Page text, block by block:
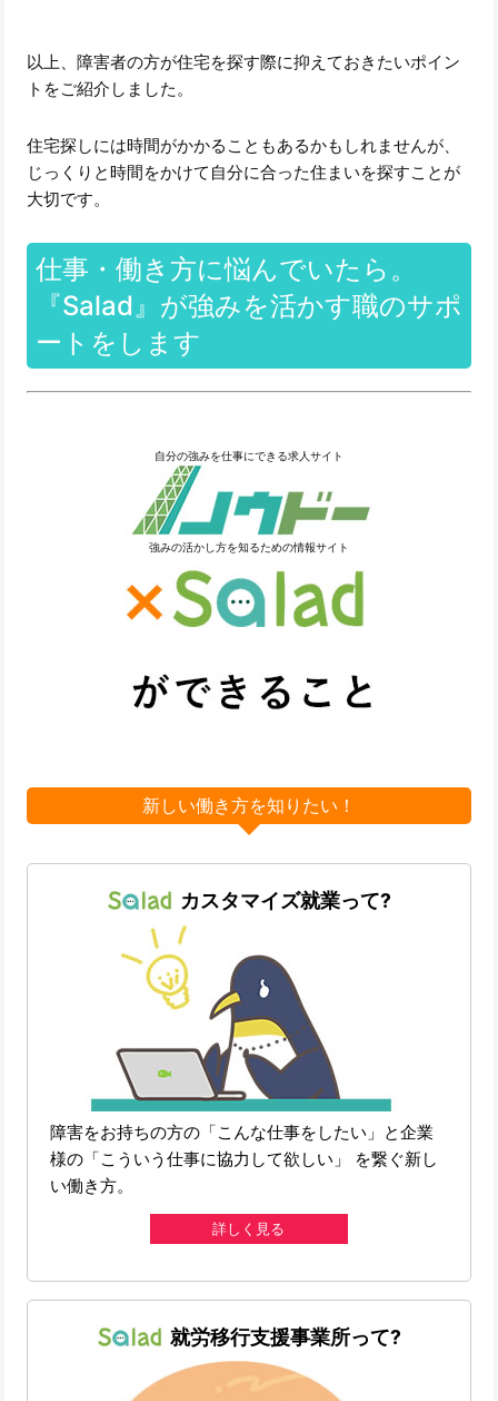
以上、障害者の方が住宅を探す際に抑えておきたいポイン
トをご紹介しました。
住宅探しには時間がかかることもあるかもしれませんが、
じっくりと時間をかけて自分に合った住まいを探すことが
大切です。
仕事・働き方に悩んでいたら。
『Salad』が強みを活かす職のサポ
ートをします
自分の強みを仕事にできる求人サイト
強みの活かし方を知るための情報サイト
新しい働き方を知りたい！
カスタマイズ就業って?
障害をお持ちの方の「こんな仕事をしたい」と企業
様の「こういう仕事に協力して欲しい」 を繋ぐ新し
い働き方。
詳しく見る
就労移行支援事業所って?